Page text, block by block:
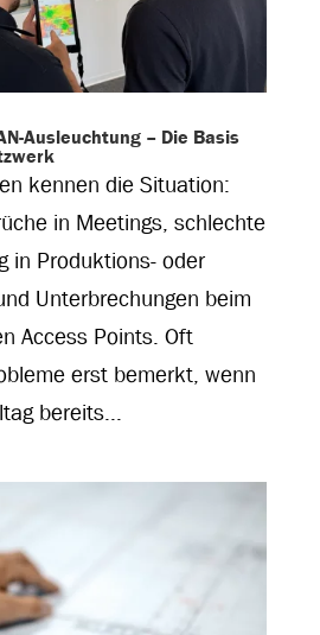
Ausleuchtung – Die Basis
kennen die Situation:
in Meetings, schlechte
in Produktions- oder
Unterbrechungen beim
Access Points. Oft
erst bemerkt, wenn
bereits...